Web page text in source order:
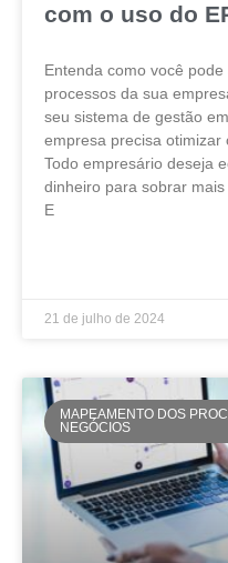
com o uso do
Entenda como você
processos da sua
seu sistema de gestão
empresa precisa otimizar
Todo empresário deseja
dinheiro para sobrar
E
21 de julho de 2024
MAPEAMENTO DOS
NEGÓCIOS